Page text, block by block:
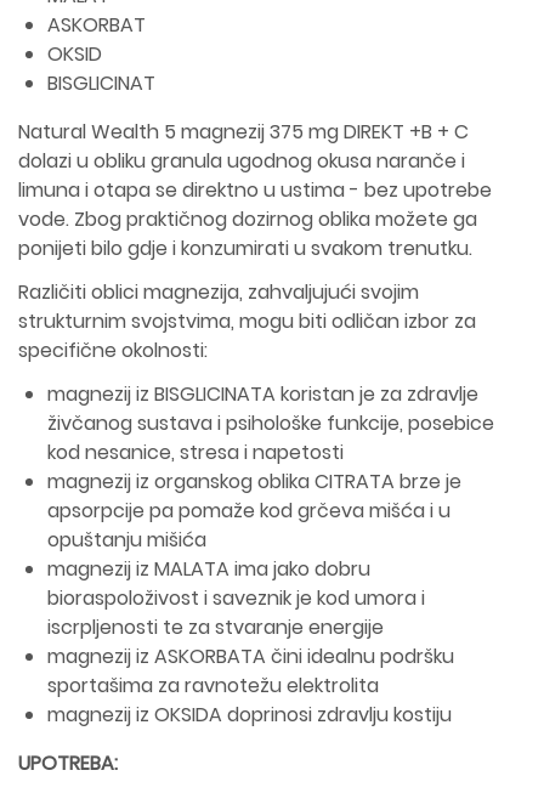
ASKORBAT
OKSID
BISGLICINAT
Natural Wealth 5 magnezij 375 mg DIREKT +B + C
dolazi u obliku granula ugodnog okusa naranče i
limuna i otapa se direktno u ustima - bez upotrebe
vode. Zbog praktičnog dozirnog oblika možete ga
ponijeti bilo gdje i konzumirati u svakom trenutku.
Različiti oblici magnezija, zahvaljujući svojim
strukturnim svojstvima, mogu biti odličan izbor za
specifične okolnosti:
magnezij iz BISGLICINATA koristan je za zdravlje
živčanog sustava i psihološke funkcije, posebice
kod nesanice, stresa i napetosti
magnezij iz organskog oblika CITRATA brze je
apsorpcije pa pomaže kod grčeva mišća i u
opuštanju mišića
magnezij iz MALATA ima jako dobru
bioraspoloživost i saveznik je kod umora i
iscrpljenosti te za stvaranje energije
magnezij iz ASKORBATA čini idealnu podršku
sportašima za ravnotežu elektrolita
magnezij iz OKSIDA doprinosi zdravlju kostiju
UPOTREBA: